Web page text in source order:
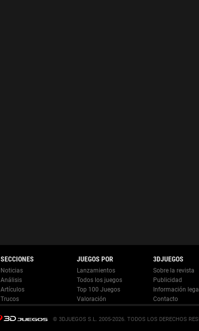
Noticias
Análisis
Artículos
Trucos
Lanzamientos
Todos los juegos
Top 100 Juegos
Valoración
Información legal
© 3DJUEGOS S.L. 2005-2026.